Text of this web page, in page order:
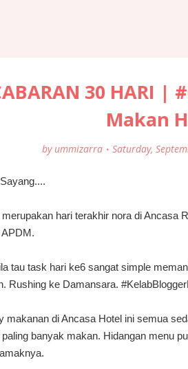
30 HARI |
Makan
by ummizarra Saturday,
merupakan hari terakhir nora di Ancasa
tau task hari ke6 sangat simple
Rushing ke Damansara.
makanan di Ancasa Hotel ini semua
banyak makan. Hidangan menu